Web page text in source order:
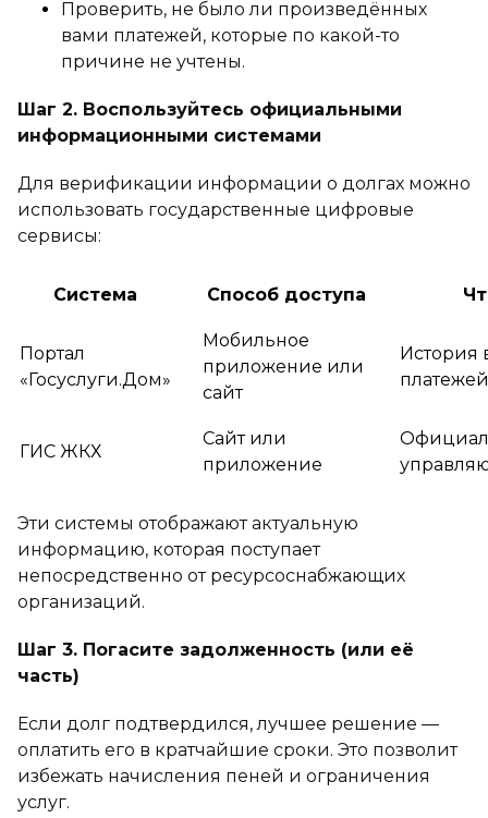
Проверить, не было ли произведённых
вами платежей, которые по какой-то
причине не учтены.
Шаг 2. Воспользуйтесь официальными
информационными системами
Для верификации информации о долгах можно
использовать государственные цифровые
сервисы:
Система Способ доступа
Портал
«Госуслуги.Дом»
Мобильное
приложение или
сайт
История
ГИС ЖКХ
Сайт или
приложение
Эти системы отображают актуальную
информацию, которая поступает
непосредственно от ресурсоснабжающих
организаций.
Шаг 3. Погасите задолженность (или её
часть)
Если долг подтвердился, лучшее решение —
оплатить его в кратчайшие сроки. Это позволит
избежать начисления пеней и ограничения
услуг.